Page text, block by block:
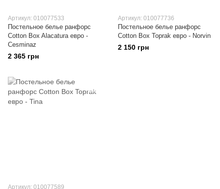
Артикул: 010077533
Постельное белье ранфорс
Cotton Box Alacatura евро -
Cesminaz
2 365 грн
Артикул: 010077736
Постельное белье ранфорс
Cotton Box Toprak евро - Norvin
2 150 грн
Артикул: 010077589